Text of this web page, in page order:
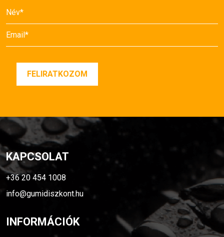
KAPCSOLAT
+36 20 454 1008
info@gumidiszkont.hu
INFORMÁCIÓK